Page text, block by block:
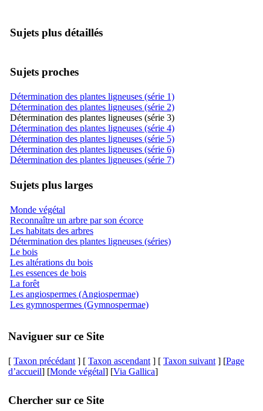
Sujets plus détaillés
Sujets proches
Détermination des plantes ligneuses (série 1)
Détermination des plantes ligneuses (série 2)
Détermination des plantes ligneuses (série 3)
Détermination des plantes ligneuses (série 4)
Détermination des plantes ligneuses (série 5)
Détermination des plantes ligneuses (série 6)
Détermination des plantes ligneuses (série 7)
Sujets plus larges
Monde végétal
Reconnaître un arbre par son écorce
Les habitats des arbres
Détermination des plantes ligneuses (séries)
Le bois
Les altérations du bois
Les essences de bois
La forêt
Les angiospermes (Angiospermae)
Les gymnospermes (Gymnospermae)
Naviguer sur ce Site
[ Taxon précédant ] [ Taxon ascendant ] [ Taxon suivant ] [Page
d’accueil] [Monde végétal] [Via Gallica]
Chercher sur ce Site